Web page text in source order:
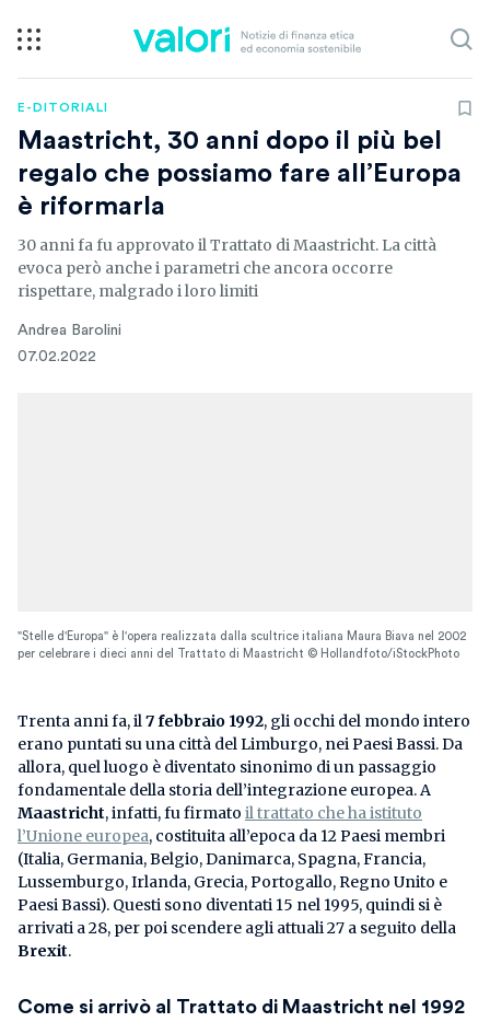
E-DITORIALI
Maastricht, 30 anni dopo il più bel
regalo che possiamo fare all’Europa
è riformarla
30 anni fa fu approvato il Trattato di Maastricht. La città
evoca però anche i parametri che ancora occorre
rispettare, malgrado i loro limiti
Andrea Barolini
07.02.2022
"Stelle d'Europa" è l'opera realizzata dalla scultrice italiana Maura Biava nel 2002
per celebrare i dieci anni del Trattato di Maastricht © Hollandfoto/iStockPhoto
Trenta anni fa, il7 febbraio 1992, gli occhi del mondo intero
erano puntati su una città del Limburgo, nei Paesi Bassi. Da
allora, quel luogo è diventato sinonimo di un passaggio
fondamentale della storia dell’integrazione europea. A
Maastricht, infatti, fu firmato il trattato che ha istituto
l’Unione europea, costituita all’epoca da 12 Paesi membri
(Italia, Germania, Belgio, Danimarca, Spagna, Francia,
Lussemburgo, Irlanda, Grecia, Portogallo, Regno Unito e
Paesi Bassi). Questi sono diventati 15 nel 1995, quindi si è
arrivati a 28, per poi scendere agli attuali 27 a seguito della
Brexit.
Come si arrivò al Trattato di Maastricht nel 1992